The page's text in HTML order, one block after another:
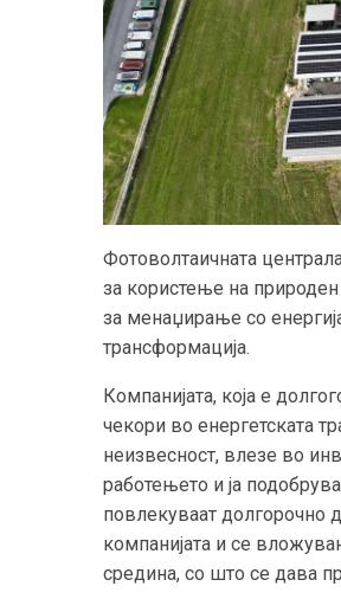
Фотоволтаичната
за користење на
за менаџирање со
трансформација.
Компанијата, која е
чекори во енергетската
неизвесност, влезе во
работењето и ја
повлекуваат долгорочно
компанијата и се
средина, со што се дава